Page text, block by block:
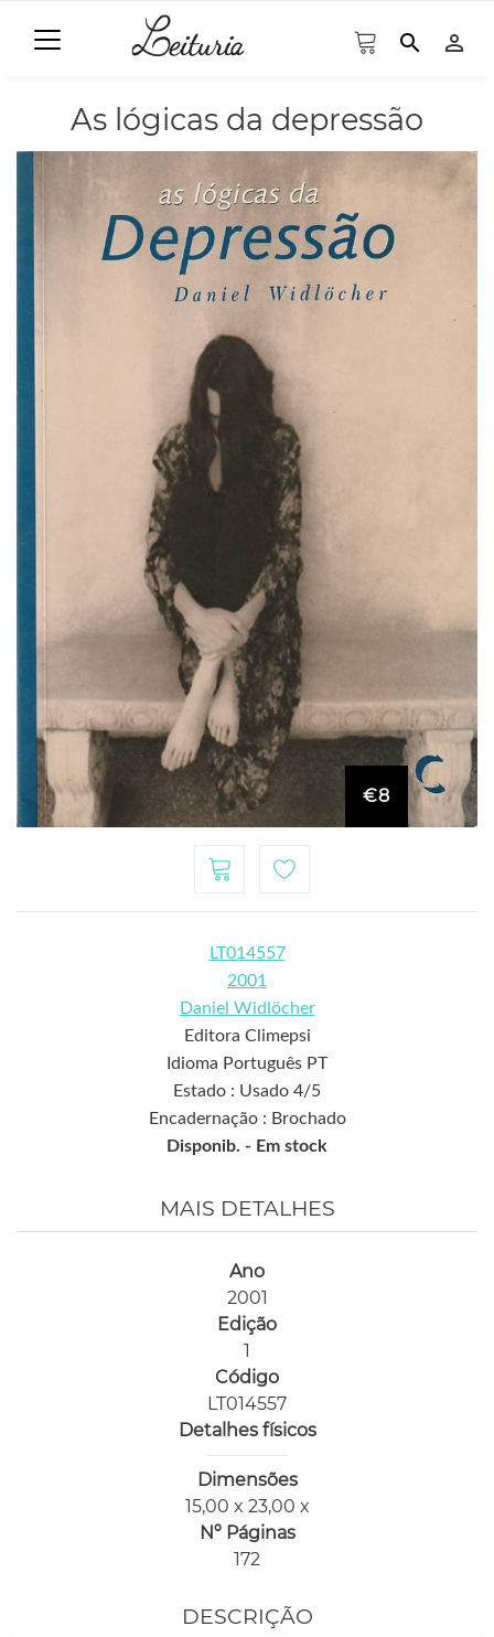
search person_outline
As lógicas da depressão
€8
LT014557
2001
Daniel Widlöcher
Editora Climepsi
Idioma Português PT
Estado : Usado 4/5
Encadernação : Brochado
Disponib. - Em stock
MAIS DETALHES
Ano
2001
Edição
1
Código
LT014557
Detalhes físicos
Dimensões
15,00 x 23,00 x
Nº Páginas
172
DESCRIÇÃO